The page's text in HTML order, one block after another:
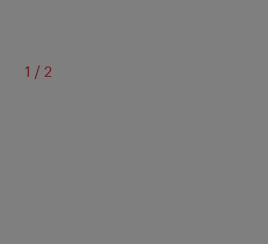
1 // 2